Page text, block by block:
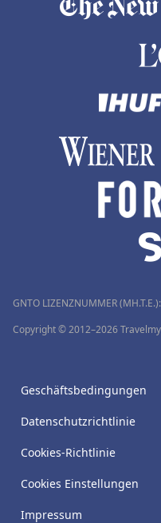
GNTO LIZENZNUMMER
Copyright © 2012–2026
Geschäftsbedingungen
Datenschutzrichtlinie
Cookies-Richtlinie
Cookies Einstellungen
Impressum